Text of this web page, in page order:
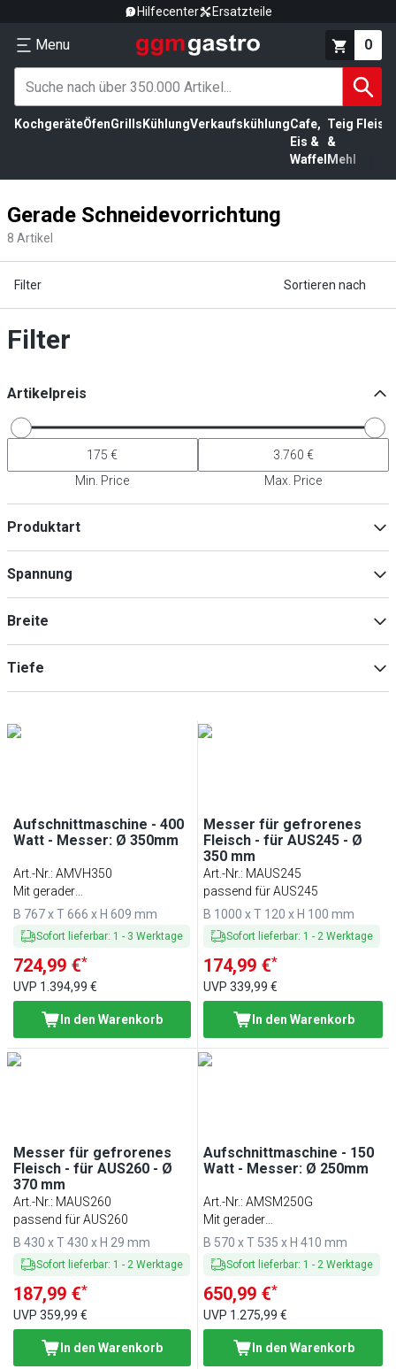
Hilfecenter Ersatzteile
Menu 0
KochgeräteÖfenGrills KühlungVerkaufskühlungCafe,
Eis &
Waffel
Teig
&
Mehl
Gerade Schneidevorrichtung
8 Artikel
Filter Sortieren nach
Filter
Artikelpreis
Min. Price Max. Price
Produktart
Zubehör für Küchengeräte
Spannung
Breite
Tiefe
Aufschnittmaschine - 400
Watt - Messer: Ø 350mm
Art.-Nr.: AMVH350
Mit gerader
Schneidevorrichtung
B 767 x T 666 x H 609 mm
Sofort lieferbar: 1 - 3 Werktage
724,99 €*
UVP 1.394,99 €
In den Warenkorb
Messer für gefrorenes
Fleisch - für AUS245 - Ø
350 mm
Art.-Nr.: MAUS245
passend für AUS245
B 1000 x T 120 x H 100 mm
Sofort lieferbar: 1 - 2 Werktage
174,99 €*
UVP339,99 €
In den Warenkorb
Messer für gefrorenes
Fleisch - für AUS260 - Ø
370 mm
Art.-Nr.: MAUS260
passend für AUS260
B 430 x T 430 x H 29 mm
Sofort lieferbar: 1 - 2 Werktage
187,99 €*
UVP 359,99 €
In den Warenkorb
Aufschnittmaschine - 150
Watt - Messer: Ø 250mm
Art.-Nr.:AMSM250G
Mit gerader
Schneidevorrichtung
B 570 x T 535 x H 410 mm
Sofort lieferbar: 1 - 2 Werktage
650,99 €*
UVP 1.275,99 €
In den Warenkorb